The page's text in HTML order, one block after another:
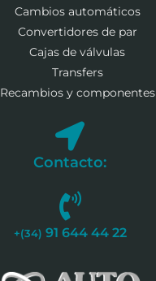
Cambios automáticos
Convertidores de par
Cajas de válvulas
Transfers
Recambios y componentes
Contacto:
+(34) 91 644 44 22